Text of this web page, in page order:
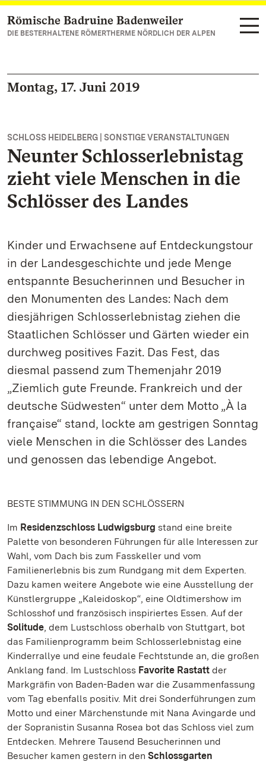
Zum Hauptinhalt springen
Römische Badruine Badenweiler
DIE BESTERHALTENE RÖMERTHERME NÖRDLICH DER ALPEN
Montag, 17. Juni 2019
SCHLOSS HEIDELBERG | SONSTIGE VERANSTALTUNGEN
Neunter Schlosserlebnistag
zieht viele Menschen in die
Schlösser des Landes
Kinder und Erwachsene auf Entdeckungstour
in der Landesgeschichte und jede Menge
entspannte Besucherinnen und Besucher in
den Monumenten des Landes: Nach dem
diesjährigen Schlosserlebnistag ziehen die
Staatlichen Schlösser und Gärten wieder ein
durchweg positives Fazit. Das Fest, das
diesmal passend zum Themenjahr 2019
„Ziemlich gute Freunde. Frankreich und der
deutsche Südwesten“ unter dem Motto „À la
française“ stand, lockte am gestrigen Sonntag
viele Menschen in die Schlösser des Landes
und genossen das lebendige Angebot.
BESTE STIMMUNG IN DEN SCHLÖSSERN
Im Residenzschloss Ludwigsburg stand eine breite
Palette von besonderen Führungen für alle Interessen zur
Wahl, vom Dach bis zum Fasskeller und vom
Familienerlebnis bis zum Rundgang mit dem Experten.
Dazu kamen weitere Angebote wie eine Ausstellung der
Künstlergruppe „Kaleidoskop“, eine Oldtimershow im
Schlosshof und französisch inspiriertes Essen. Auf der
Solitude, dem Lustschloss oberhalb von Stuttgart, bot
das Familienprogramm beim Schlosserlebnistag eine
Kinderrallye und eine feudale Fechtstunde an, die großen
Anklang fand. Im Lustschloss Favorite Rastatt der
Markgräfin von Baden-Baden war die Zusammenfassung
vom Tag ebenfalls positiv. Mit drei Sonderführungen zum
Motto und einer Märchenstunde mit Nana Avingarde und
der Sopranistin Susanna Rosea bot das Schloss viel zum
Entdecken. Mehrere Tausend Besucherinnen und
Besucher kamen gestern in den Schlossgarten